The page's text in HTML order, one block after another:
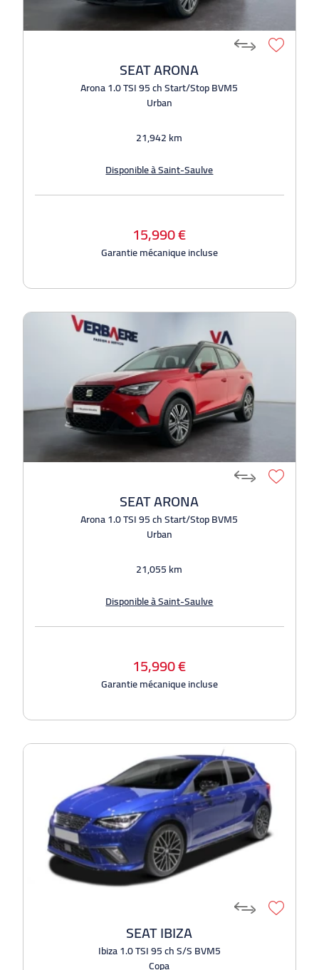
SEAT ARONA
Arona 1.0 TSI 95 ch Start/Stop BVM5
Urban
21,942 km
Disponible à Saint-Saulve
15,990 €
Garantie mécanique incluse
SEAT ARONA
Arona 1.0 TSI 95 ch Start/Stop BVM5
Urban
21,055 km
Disponible à Saint-Saulve
15,990 €
Garantie mécanique incluse
SEAT IBIZA
Ibiza 1.0 TSI 95 ch S/S BVM5
Copa